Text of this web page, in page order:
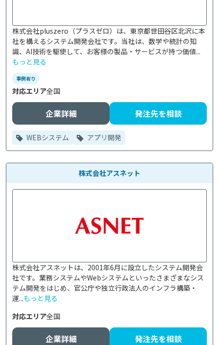
株式会社pluszero（プラスゼロ）は、東京都世田谷区北沢に本
社を構えるシステム開発会社です。当社は、数学や統計の知
識、AI技術を駆使して、お客様の製品・サービスが持つ価値...
もっと見る
事例有り
対応エリア全国
企業詳細 発注先を相談
WEBシステム アプリ開発
株式会社アスネット
株式会社アスネットは、2001年6月に設立したシステム開発会
社です。業務システムやWebシステムといったさまざまなシス
テム開発をはじめ、官公庁や独立行政法人のインフラ構築・
運...もっと見る
対応エリア全国
企業詳細 発注先を相談